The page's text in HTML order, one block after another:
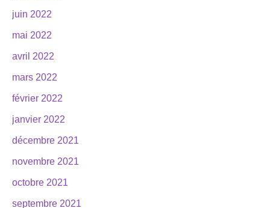
juin 2022
mai 2022
avril 2022
mars 2022
février 2022
janvier 2022
décembre 2021
novembre 2021
octobre 2021
septembre 2021